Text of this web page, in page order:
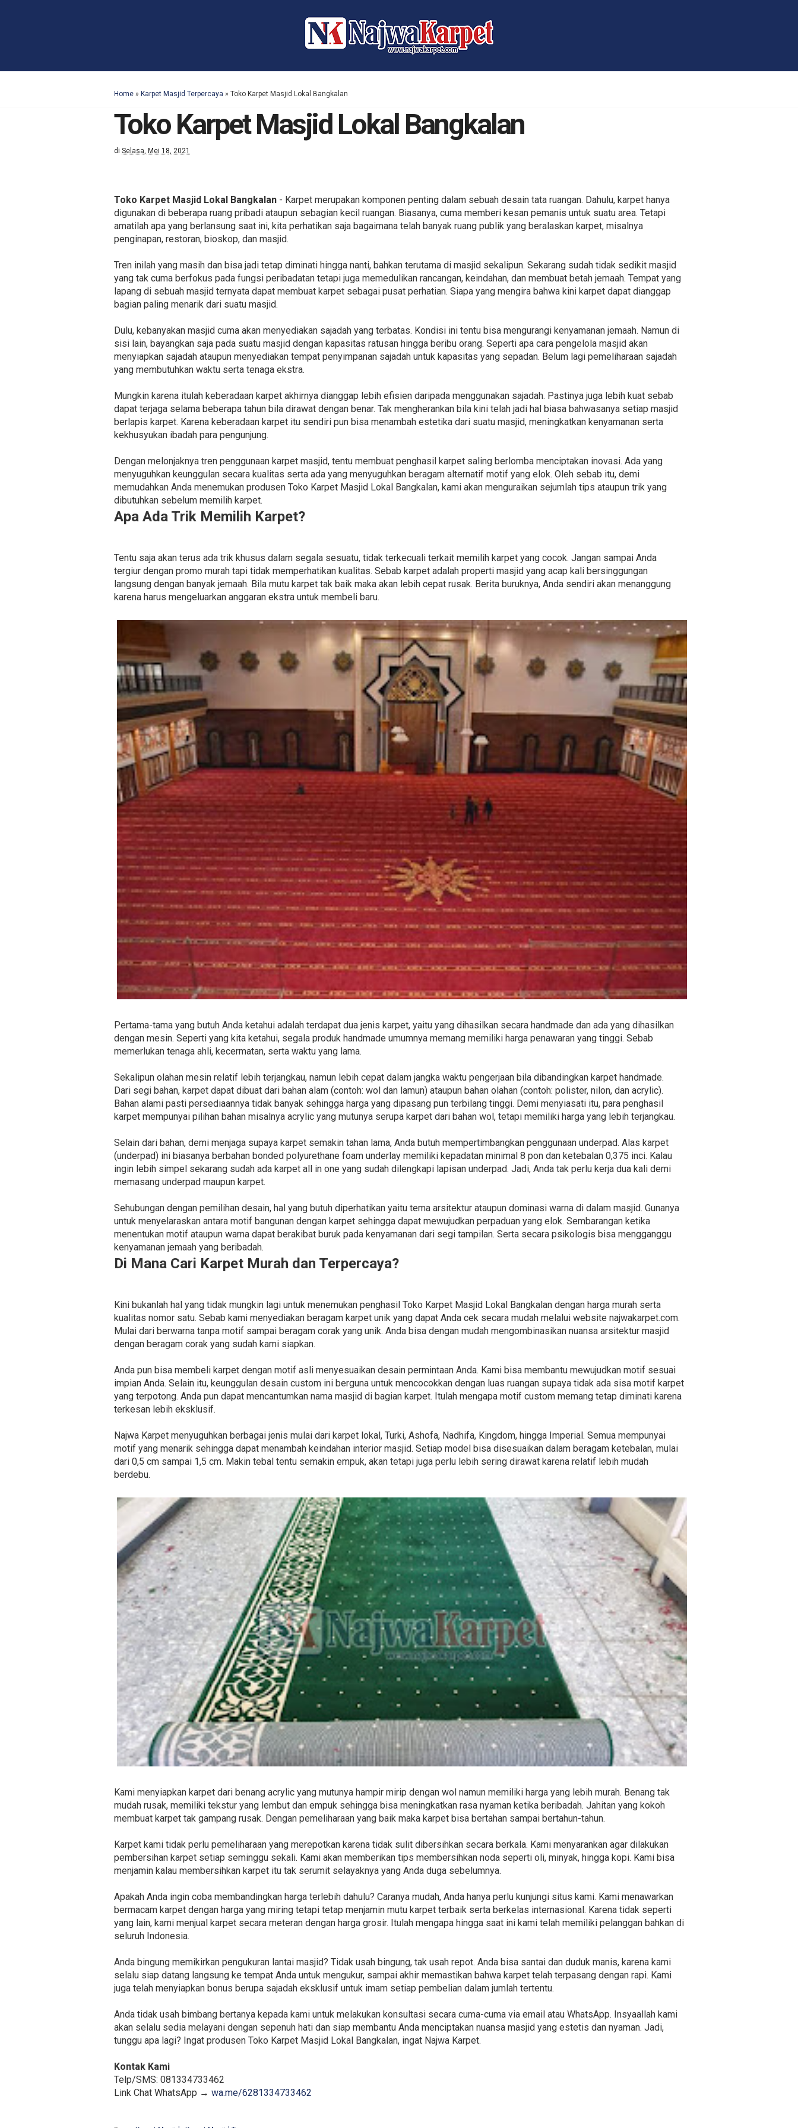
Home » Karpet Masjid Terpercaya » Toko Karpet Masjid Lokal Bangkalan
Toko Karpet Masjid Lokal Bangkalan
di Selasa, Mei 18, 2021
Toko Karpet Masjid Lokal Bangkalan - Karpet merupakan komponen penting dalam sebuah desain tata ruangan. Dahulu, karpet hanya
digunakan di beberapa ruang pribadi ataupun sebagian kecil ruangan. Biasanya, cuma memberi kesan pemanis untuk suatu area. Tetapi
amatilah apa yang berlansung saat ini, kita perhatikan saja bagaimana telah banyak ruang publik yang beralaskan karpet, misalnya
penginapan, restoran, bioskop, dan masjid.
Tren inilah yang masih dan bisa jadi tetap diminati hingga nanti, bahkan terutama di masjid sekalipun. Sekarang sudah tidak sedikit masjid
yang tak cuma berfokus pada fungsi peribadatan tetapi juga memedulikan rancangan, keindahan, dan membuat betah jemaah. Tempat yang
lapang di sebuah masjid ternyata dapat membuat karpet sebagai pusat perhatian. Siapa yang mengira bahwa kini karpet dapat dianggap
bagian paling menarik dari suatu masjid.
Dulu, kebanyakan masjid cuma akan menyediakan sajadah yang terbatas. Kondisi ini tentu bisa mengurangi kenyamanan jemaah. Namun di
sisi lain, bayangkan saja pada suatu masjid dengan kapasitas ratusan hingga beribu orang. Seperti apa cara pengelola masjid akan
menyiapkan sajadah ataupun menyediakan tempat penyimpanan sajadah untuk kapasitas yang sepadan. Belum lagi pemeliharaan sajadah
yang membutuhkan waktu serta tenaga ekstra.
Mungkin karena itulah keberadaan karpet akhirnya dianggap lebih efisien daripada menggunakan sajadah. Pastinya juga lebih kuat sebab
dapat terjaga selama beberapa tahun bila dirawat dengan benar. Tak mengherankan bila kini telah jadi hal biasa bahwasanya setiap masjid
berlapis karpet. Karena keberadaan karpet itu sendiri pun bisa menambah estetika dari suatu masjid, meningkatkan kenyamanan serta
kekhusyukan ibadah para pengunjung.
Dengan melonjaknya tren penggunaan karpet masjid, tentu membuat penghasil karpet saling berlomba menciptakan inovasi. Ada yang
menyuguhkan keunggulan secara kualitas serta ada yang menyuguhkan beragam alternatif motif yang elok. Oleh sebab itu, demi
memudahkan Anda menemukan produsen Toko Karpet Masjid Lokal Bangkalan, kami akan menguraikan sejumlah tips ataupun trik yang
dibutuhkan sebelum memilih karpet.
Apa Ada Trik Memilih Karpet?
Tentu saja akan terus ada trik khusus dalam segala sesuatu, tidak terkecuali terkait memilih karpet yang cocok. Jangan sampai Anda
tergiur dengan promo murah tapi tidak memperhatikan kualitas. Sebab karpet adalah properti masjid yang acap kali bersinggungan
langsung dengan banyak jemaah. Bila mutu karpet tak baik maka akan lebih cepat rusak. Berita buruknya, Anda sendiri akan menanggung
karena harus mengeluarkan anggaran ekstra untuk membeli baru.
Pertama-tama yang butuh Anda ketahui adalah terdapat dua jenis karpet, yaitu yang dihasilkan secara handmade dan ada yang dihasilkan
dengan mesin. Seperti yang kita ketahui, segala produk handmade umumnya memang memiliki harga penawaran yang tinggi. Sebab
memerlukan tenaga ahli, kecermatan, serta waktu yang lama.
Sekalipun olahan mesin relatif lebih terjangkau, namun lebih cepat dalam jangka waktu pengerjaan bila dibandingkan karpet handmade.
Dari segi bahan, karpet dapat dibuat dari bahan alam (contoh: wol dan lamun) ataupun bahan olahan (contoh: polister, nilon, dan acrylic).
Bahan alami pasti persediaannya tidak banyak sehingga harga yang dipasang pun terbilang tinggi. Demi menyiasati itu, para penghasil
karpet mempunyai pilihan bahan misalnya acrylic yang mutunya serupa karpet dari bahan wol, tetapi memiliki harga yang lebih terjangkau.
Selain dari bahan, demi menjaga supaya karpet semakin tahan lama, Anda butuh mempertimbangkan penggunaan underpad. Alas karpet
(underpad) ini biasanya berbahan bonded polyurethane foam underlay memiliki kepadatan minimal 8 pon dan ketebalan 0,375 inci. Kalau
ingin lebih simpel sekarang sudah ada karpet all in one yang sudah dilengkapi lapisan underpad. Jadi, Anda tak perlu kerja dua kali demi
memasang underpad maupun karpet.
Sehubungan dengan pemilihan desain, hal yang butuh diperhatikan yaitu tema arsitektur ataupun dominasi warna di dalam masjid. Gunanya
untuk menyelaraskan antara motif bangunan dengan karpet sehingga dapat mewujudkan perpaduan yang elok. Sembarangan ketika
menentukan motif ataupun warna dapat berakibat buruk pada kenyamanan dari segi tampilan. Serta secara psikologis bisa mengganggu
kenyamanan jemaah yang beribadah.
Di Mana Cari Karpet Murah dan Terpercaya?
Kini bukanlah hal yang tidak mungkin lagi untuk menemukan penghasil Toko Karpet Masjid Lokal Bangkalan dengan harga murah serta
kualitas nomor satu. Sebab kami menyediakan beragam karpet unik yang dapat Anda cek secara mudah melalui website najwakarpet.com.
Mulai dari berwarna tanpa motif sampai beragam corak yang unik. Anda bisa dengan mudah mengombinasikan nuansa arsitektur masjid
dengan beragam corak yang sudah kami siapkan.
Anda pun bisa membeli karpet dengan motif asli menyesuaikan desain permintaan Anda. Kami bisa membantu mewujudkan motif sesuai
impian Anda. Selain itu, keunggulan desain custom ini berguna untuk mencocokkan dengan luas ruangan supaya tidak ada sisa motif karpet
yang terpotong. Anda pun dapat mencantumkan nama masjid di bagian karpet. Itulah mengapa motif custom memang tetap diminati karena
terkesan lebih eksklusif.
Najwa Karpet menyuguhkan berbagai jenis mulai dari karpet lokal, Turki, Ashofa, Nadhifa, Kingdom, hingga Imperial. Semua mempunyai
motif yang menarik sehingga dapat menambah keindahan interior masjid. Setiap model bisa disesuaikan dalam beragam ketebalan, mulai
dari 0,5 cm sampai 1,5 cm. Makin tebal tentu semakin empuk, akan tetapi juga perlu lebih sering dirawat karena relatif lebih mudah
berdebu.
Kami menyiapkan karpet dari benang acrylic yang mutunya hampir mirip dengan wol namun memiliki harga yang lebih murah. Benang tak
mudah rusak, memiliki tekstur yang lembut dan empuk sehingga bisa meningkatkan rasa nyaman ketika beribadah. Jahitan yang kokoh
membuat karpet tak gampang rusak. Dengan pemeliharaan yang baik maka karpet bisa bertahan sampai bertahun-tahun.
Karpet kami tidak perlu pemeliharaan yang merepotkan karena tidak sulit dibersihkan secara berkala. Kami menyarankan agar dilakukan
pembersihan karpet setiap seminggu sekali. Kami akan memberikan tips membersihkan noda seperti oli, minyak, hingga kopi. Kami bisa
menjamin kalau membersihkan karpet itu tak serumit selayaknya yang Anda duga sebelumnya.
Apakah Anda ingin coba membandingkan harga terlebih dahulu? Caranya mudah, Anda hanya perlu kunjungi situs kami. Kami menawarkan
bermacam karpet dengan harga yang miring tetapi tetap menjamin mutu karpet terbaik serta berkelas internasional. Karena tidak seperti
yang lain, kami menjual karpet secara meteran dengan harga grosir. Itulah mengapa hingga saat ini kami telah memiliki pelanggan bahkan di
seluruh Indonesia.
Anda bingung memikirkan pengukuran lantai masjid? Tidak usah bingung, tak usah repot. Anda bisa santai dan duduk manis, karena kami
selalu siap datang langsung ke tempat Anda untuk mengukur, sampai akhir memastikan bahwa karpet telah terpasang dengan rapi. Kami
juga telah menyiapkan bonus berupa sajadah eksklusif untuk imam setiap pembelian dalam jumlah tertentu.
Anda tidak usah bimbang bertanya kepada kami untuk melakukan konsultasi secara cuma-cuma via email atau WhatsApp. Insyaallah kami
akan selalu sedia melayani dengan sepenuh hati dan siap membantu Anda menciptakan nuansa masjid yang estetis dan nyaman. Jadi,
tunggu apa lagi? Ingat produsen Toko Karpet Masjid Lokal Bangkalan, ingat Najwa Karpet.
Kontak Kami
Telp/SMS: 081334733462
Link Chat WhatsApp → wa.me/6281334733462